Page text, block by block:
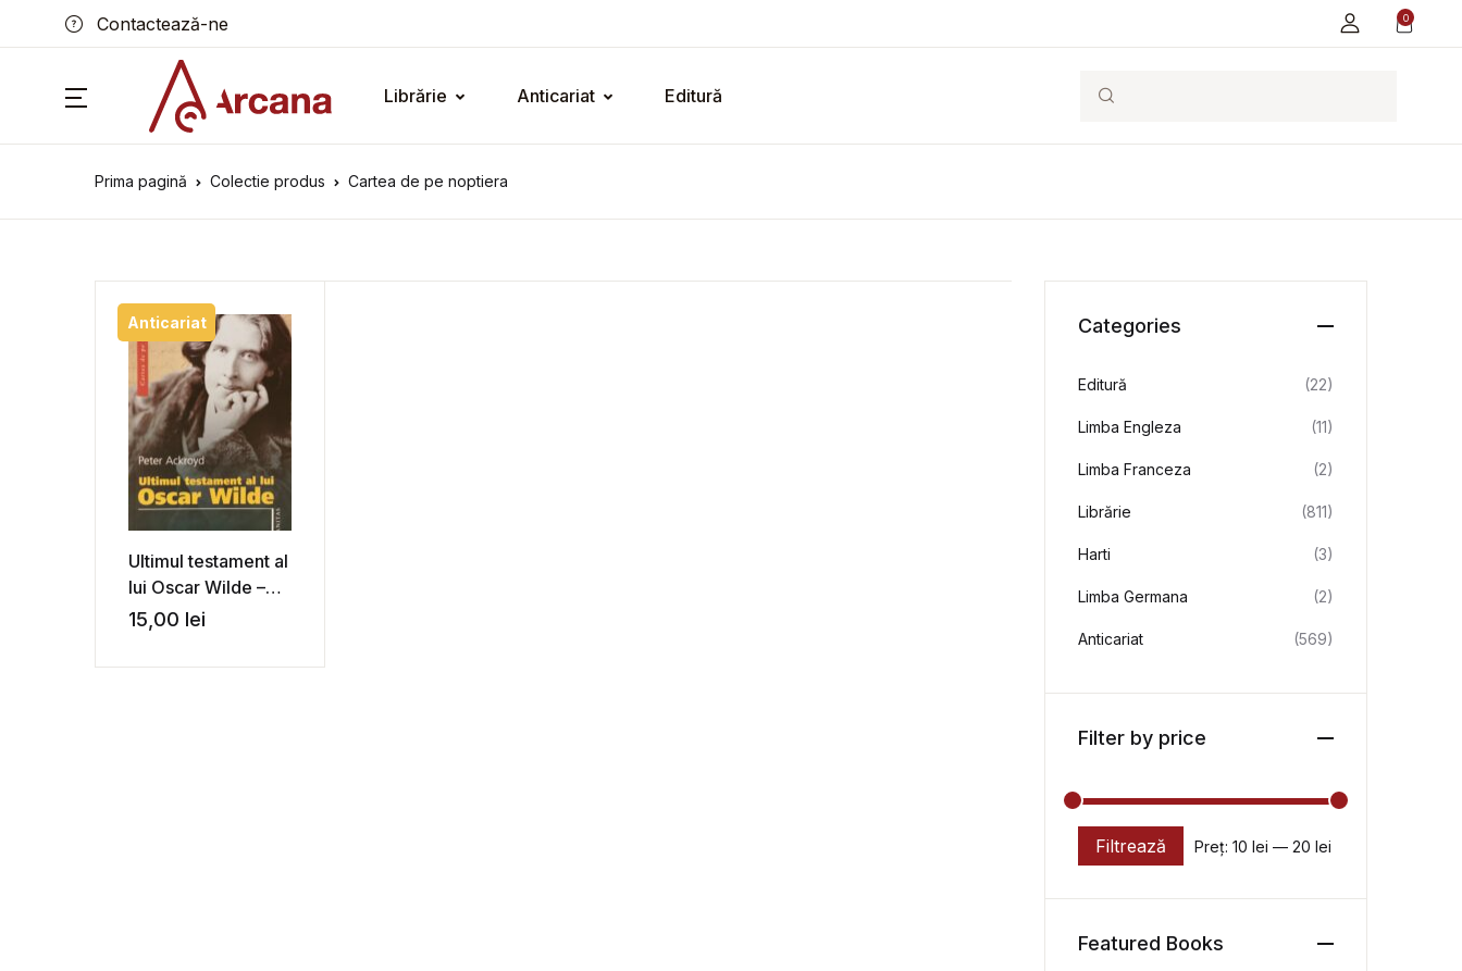
Contactează-ne 0
Librărie Anticariat Editură Search
Prima pagină Colectie produs Cartea de pe noptiera
Anticariat
Ultimul testament al
lui Oscar Wilde –
Peter Ackroyd
15,00 lei
Categories
Editură (22)
Limba Engleza (11)
Limba Franceza (2)
Librărie (811)
Harti (3)
Limba Germana (2)
Anticariat (569)
Filter by price
Preț minim
Preț maxim
Filtrează Preț:10 lei —20 lei
Featured Books